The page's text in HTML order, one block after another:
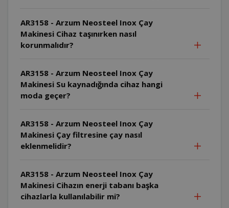
AR3158 - Arzum Neosteel Inox Çay
Makinesi Cihaz taşınırken nasıl
korunmalıdır?
AR3158 - Arzum Neosteel Inox Çay
Makinesi Su kaynadığında cihaz hangi
moda geçer?
AR3158 - Arzum Neosteel Inox Çay
Makinesi Çay filtresine çay nasıl
eklenmelidir?
AR3158 - Arzum Neosteel Inox Çay
Makinesi Cihazın enerji tabanı başka
cihazlarla kullanılabilir mi?